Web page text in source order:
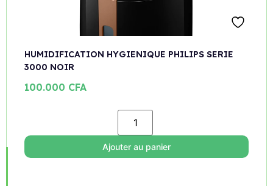
HUMIDIFICATION HYGIENIQUE PHILIPS SERIE
3000 NOIR
100.000 CFA
Ajouter au panier